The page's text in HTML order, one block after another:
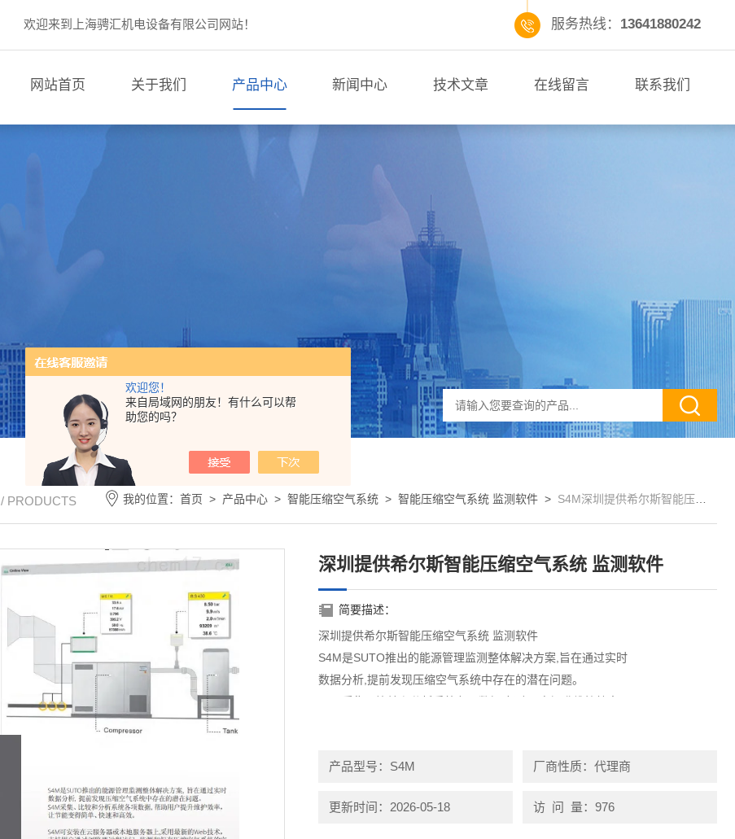
欢迎您！
来自局域网的朋友！有什么可以帮
助您的吗？
欢迎来到上海骋汇机电设备有限公司网站！ 服务热线： 13641880242
网站首页 关于我们 产品中心 新闻中心 技术文章 在线留言 联系我们
/ PRODUCTS 我的位置：首页 > 产品中心 >智能压缩空气系统 >智能压缩空气系统 监测软件 > S4M深圳提供希尔斯智能压缩空气系统 监测软件
深圳提供希尔斯智能压缩空气系统 监测软件
简要描述：
深圳提供希尔斯智能压缩空气系统 监测软件
S4M是SUTO推出的能源管理监测整体解决方案,旨在通过实时
数据分析,提前发现压缩空气系统中存在的潜在问题。
产品型号：S4M 厂商性质：代理商
更新时间：2026-05-18 访 问 量：976